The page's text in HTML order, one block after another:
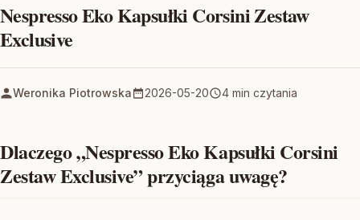
Nespresso Eko Kapsułki Corsini Zestaw
Exclusive
Weronika Piotrowska 2026-05-20 4 min czytania
Dlaczego „Nespresso Eko Kapsułki Corsini
Zestaw Exclusive” przyciąga uwagę?